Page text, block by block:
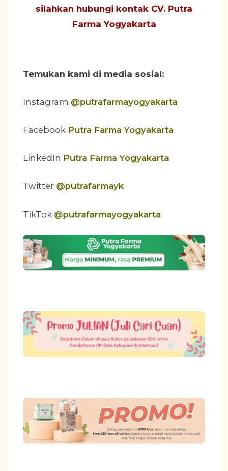
silahkan hubungi kontak CV. Putra
Farma Yogyakarta
Temukan kami di media sosial:
Instagram @putrafarmayogyakarta
Facebook Putra Farma Yogyakarta
LinkedIn Putra Farma Yogyakarta
Twitter @putrafarmayk
TikTok @putrafarmayogyakarta